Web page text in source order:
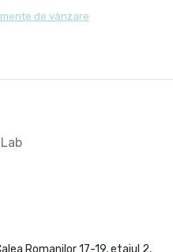
de vânzare
Romanilor 17-19, etajul 2,